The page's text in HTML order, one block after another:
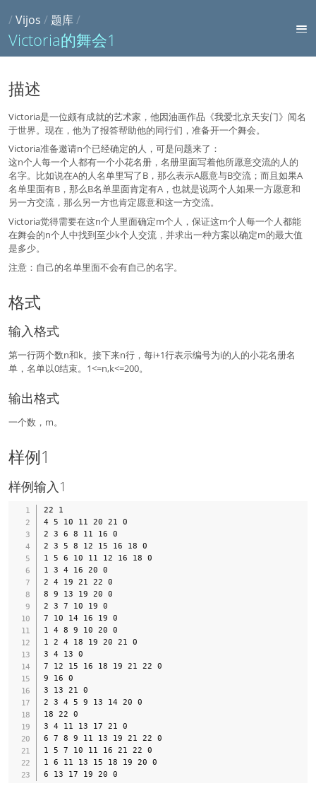
/Vijos / 题库/
Victoria的舞会1
描述
Victoria是一位颇有成就的艺术家，他因油画作品《我爱北京天安门》闻名
于世界。现在，他为了报答帮助他的同行们，准备开一个舞会。
Victoria准备邀请n个已经确定的人，可是问题来了：
这n个人每一个人都有一个小花名册，名册里面写着他所愿意交流的人的
名字。比如说在A的人名单里写了B，那么表示A愿意与B交流；而且如果A
名单里面有B，那么B名单里面肯定有A，也就是说两个人如果一方愿意和
另一方交流，那么另一方也肯定愿意和这一方交流。
Victoria觉得需要在这n个人里面确定m个人，保证这m个人每一个人都能
在舞会的n个人中找到至少k个人交流，并求出一种方案以确定m的最大值
是多少。
注意：自己的名单里面不会有自己的名字。
格式
输入格式
第一行两个数n和k。接下来n行，每i+1行表示编号为i的人的小花名册名
单，名单以0结束。1<=n,k<=200。
输出格式
一个数，m。
样例1
样例输入1
22 1
4 5 10 11 20 21 0
2 3 6 8 11 16 0
2 3 5 8 12 15 16 18 0
1 5 6 10 11 12 16 18 0
1 3 4 16 20 0
2 4 19 21 22 0
8 9 13 19 20 0
2 3 7 10 19 0
7 10 14 16 19 0
1 4 8 9 10 20 0
1 2 4 18 19 20 21 0
3 4 13 0
7 12 15 16 18 19 21 22 0
9 16 0
3 13 21 0
2 3 4 5 9 13 14 20 0
18 22 0
3 4 11 13 17 21 0
6 7 8 9 11 13 19 21 22 0
1 5 7 10 11 16 21 22 0
1 6 11 13 15 18 19 20 0